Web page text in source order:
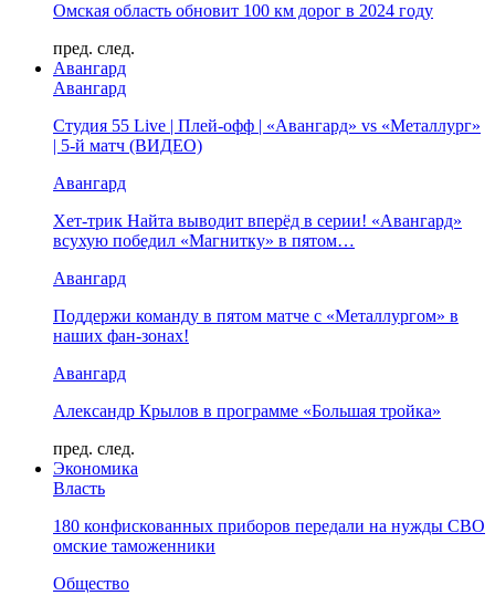
Омская область обновит 100 км дорог в 2024 году
пред. след.
Авангард
Авангард
Студия 55 Live | Плей-офф | «Авангард» vs «Металлург»
| 5-й матч (ВИДЕО)
Авангард
Хет-трик Найта выводит вперёд в серии! «Авангард»
всухую победил «Магнитку» в пятом…
Авангард
Поддержи команду в пятом матче с «Металлургом» в
наших фан-зонах!
Авангард
Александр Крылов в программе «Большая тройка»
пред. след.
Экономика
Власть
180 конфискованных приборов передали на нужды СВО
омские таможенники
Общество